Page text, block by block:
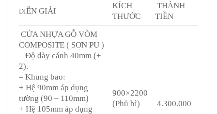
DIỄN GIẢI
KÍCH
THƯỚC
THÀNH
TIỀN
CỬA NHỰA GỖ VÒM
COMPOSITE ( SƠN PU )
– Độ dày cánh 40mm (±
2).
– Khung bao:
+ Hệ 90mm áp dụng
tường (90 – 110mm)
+ Hệ 105mm áp dụng
900×2200
(Phủ bì)
4.300.000